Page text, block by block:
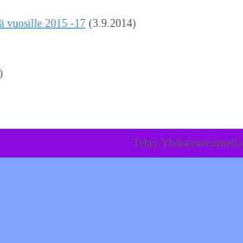
vuosille 2015 -17 (3.9.2014)
Tehty Yhdistysavaimella